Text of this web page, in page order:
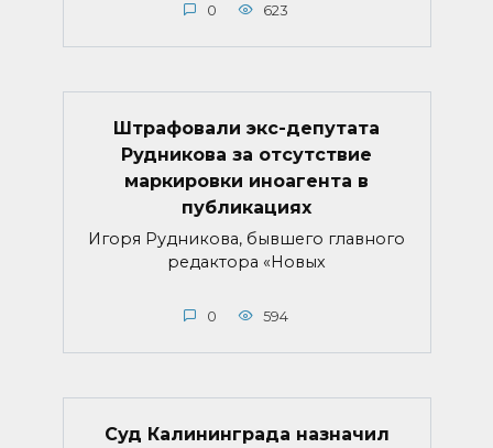
0 623
Штрафовали экс-депутата
Рудникова за отсутствие
маркировки иноагента в
публикациях
Игоря Рудникова, бывшего главного
редактора «Новых
0 594
Суд Калининграда назначил